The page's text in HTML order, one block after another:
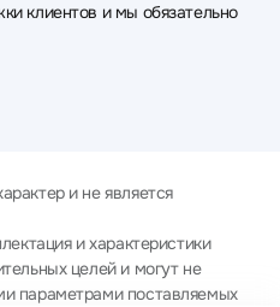
клиентов и мы обязательно
и не является
и характеристики
целей и могут не
параметрами поставляемых